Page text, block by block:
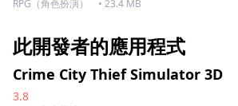
RPG（角色扮演） • 23.4 MB
此開發者的應用程式
Crime City Thief Simulator 3D
3.8